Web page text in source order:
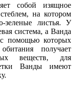
собой изящное
на котором
зеленые листья. У
система, а Ванда
с помощью которых
получает
веществ, для
Ванды имеют